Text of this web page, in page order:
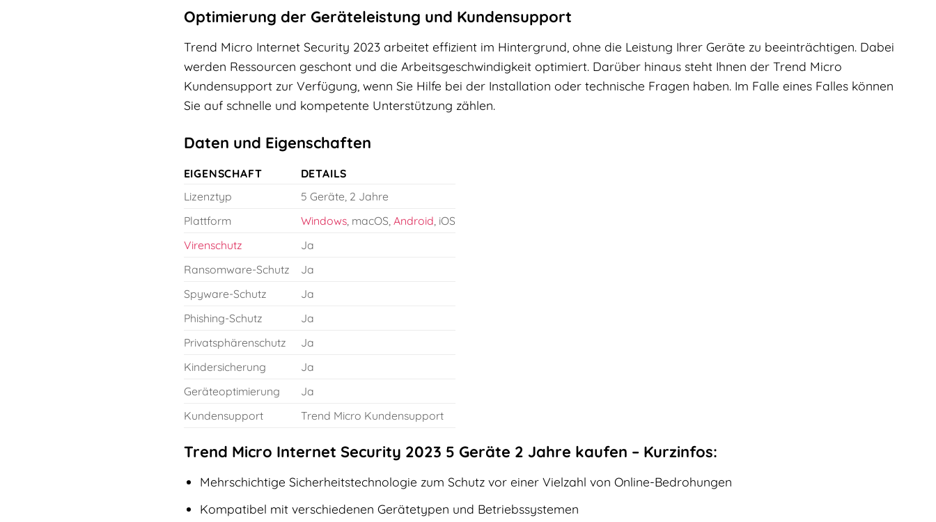
Optimierung der Geräteleistung und Kundensupport
Trend Micro Internet Security 2023 arbeitet effizient im Hintergrund, ohne die Leistung Ihrer Geräte zu beeinträchtigen. Dabei
werden Ressourcen geschont und die Arbeitsgeschwindigkeit optimiert. Darüber hinaus steht Ihnen der Trend Micro
Kundensupport zur Verfügung, wenn Sie Hilfe bei der Installation oder technische Fragen haben. Im Falle eines Falles können
Sie auf schnelle und kompetente Unterstützung zählen.
Daten und Eigenschaften
EIGENSCHAFT
DETAILS
Lizenztyp
5 Geräte, 2 Jahre
Plattform
Windows, macOS, Android , iOS
Virenschutz
Ja
Ransomware-Schutz
Ja
Spyware-Schutz
Ja
Phishing-Schutz
Ja
Privatsphärenschutz
Ja
Kindersicherung
Ja
Geräteoptimierung
Ja
Kundensupport
Trend Micro Kundensupport
Trend Micro Internet Security 2023 5 Geräte 2 Jahre kaufen – Kurzinfos:
Mehrschichtige Sicherheitstechnologie zum Schutz vor einer Vielzahl von Online-Bedrohungen
Kompatibel mit verschiedenen Gerätetypen und Betriebssystemen